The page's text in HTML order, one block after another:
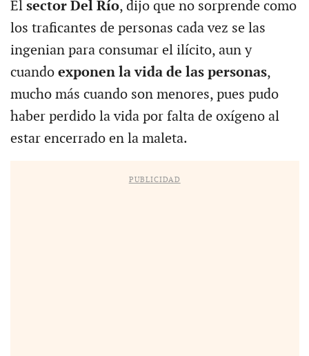
Elsector Del Río, dijo que no sorprende como
los traficantes de personas cada vez se las
ingenian para consumar el ilícito, aun y
cuandoexponen la vida de las personas,
mucho más cuando son menores, pues pudo
haber perdido la vida por falta de oxígeno al
estar encerrado en la maleta.
PUBLICIDAD